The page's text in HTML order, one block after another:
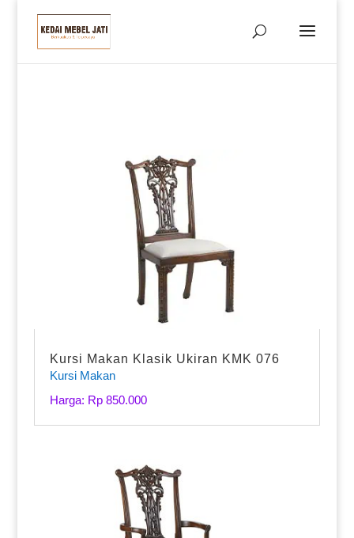
Kursi Makan Klasik Ukiran KMK 076
Kursi Makan
Harga: Rp 850.000